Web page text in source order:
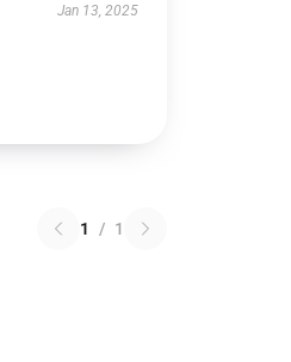
Jan 13, 2025
1 / 1